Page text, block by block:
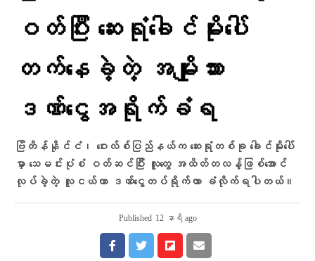
ဝတ်ပြီး ဆေးရုံခေါင်မိုးပေါ်
တက်နေခဲ့တဲ့ အမျိုးသား
ဒဏ်ငွေအရိုက်ခံရ
ဗြိတိန်နိုင်ငံ၊ ဝေးလ်စ်ပြည်နယ်က ဆေးရုံတစ်ခု ခေါင်မိုးပေါ်
မှာ သေမင်းပုံစံ ဝတ်ဆင်ပြီး လူတွေ အထိတ်တလန့်ဖြစ်အောင်
လုပ်ခဲ့တဲ့ လူငယ်ဟာ ဒဏ်ငွေတပ်ရိုက်တာ ခံလိုက်ရပါတယ်။
Published 12 နာရီ ago